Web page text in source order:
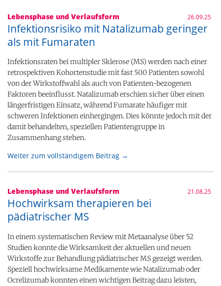
Lebensphase und Verlaufsform 26.09.25
Infektionsrisiko mit Natalizumab geringer
als mit Fumaraten
Infektionsraten bei multipler Sklerose (MS) werden nach einer
retrospektiven Kohortenstudie mit fast 500 Patienten sowohl
von der Wirkstoffwahl als auch von Patienten-bezogenen
Faktoren beeinflusst. Natalizumab erschien sicher über einen
längerfristigen Einsatz, während Fumarate häufiger mit
schweren Infektionen einhergingen. Dies könnte jedoch mit der
damit behandelten, speziellen Patientengruppe in
Zusammenhang stehen.
Weiter zum vollständigem Beitrag →
Lebensphase und Verlaufsform 21.08.25
Hochwirksam therapieren bei
pädiatrischer MS
In einem systematischen Review mit Metaanalyse über 52
Studien konnte die Wirksamkeit der aktuellen und neuen
Wirkstoffe zur Behandlung pädiatrischer MS gezeigt werden.
Speziell hochwirksame Medikamente wie Natalizumab oder
Ocrelizumab konnten einen wichtigen Beitrag dazu leisten,